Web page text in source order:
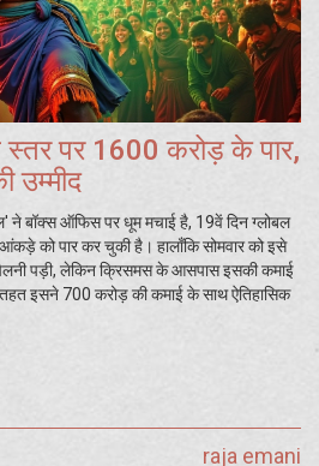
पर 1600 करोड़ के पार,
उम्मीद
ने बॉक्स ऑफिस पर धूम मचाई है, 19वें दिन ग्लोबल
को पार कर चुकी है। हालाँकि सोमवार को इसे
पड़ी, लेकिन क्रिसमस के आसपास इसकी कमाई
इसने 700 करोड़ की कमाई के साथ ऐतिहासिक
raja emani